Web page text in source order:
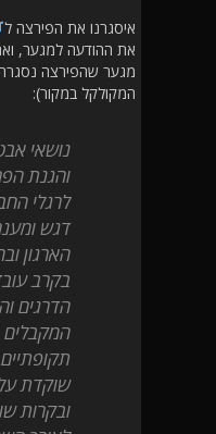
איסגרנו את הפירצה ל
מגער שהפירצה
המקולקל במקור):
נושאי
והגנת
לרגלי
דגש
הארגון
בקרב
הדרגים
המקבלים
שוקדת
ובקרות